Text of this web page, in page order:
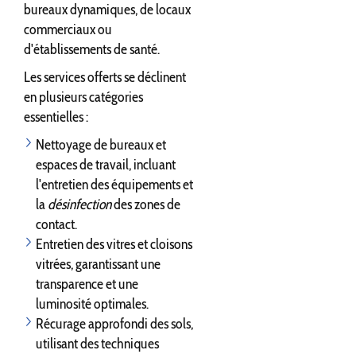
bureaux dynamiques, de locaux
commerciaux ou
d'établissements de santé.
Les services offerts se déclinent
en plusieurs catégories
essentielles :
Nettoyage de bureaux et
espaces de travail, incluant
l'entretien des équipements et
ladésinfectiondes zones de
contact.
Entretien des vitres et cloisons
vitrées, garantissant une
transparence et une
luminosité optimales.
Récurage approfondi des sols,
utilisant des techniques